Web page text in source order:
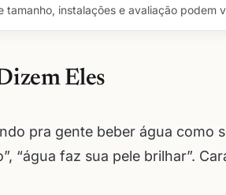
tamanho, instalações e avaliação
Eles
pra gente beber água como
“água faz sua pele brilhar”.